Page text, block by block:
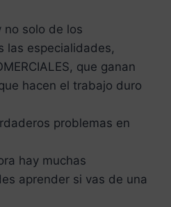
no solo de los
las especialidades,
que ganan
hacen el trabajo duro
problemas en
hay muchas
aprender si vas de una